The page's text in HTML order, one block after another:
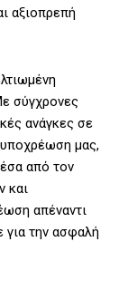
αξιοπρεπή
σύγχρονες
ανάγκες σε
υποχρέωση μας,
από τον
και
απέναντι
την ασφαλή